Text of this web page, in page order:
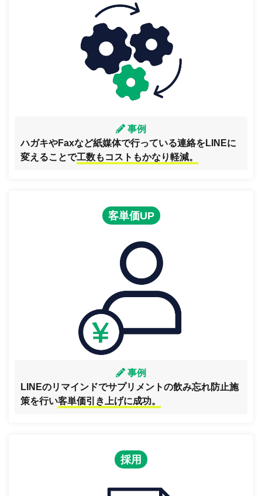
事例
ハガキやFaxなど紙媒体で行っている連絡をLINEに
変えることで工数もコストもかなり軽減。
客単価UP
事例
LINEのリマインドでサプリメントの飲み忘れ防止施
策を行い客単価引き上げに成功。
採用